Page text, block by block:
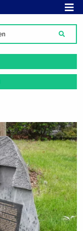
MENÜ